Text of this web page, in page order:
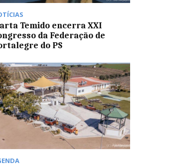
Temido encerra XXI
da Federação de
do PS